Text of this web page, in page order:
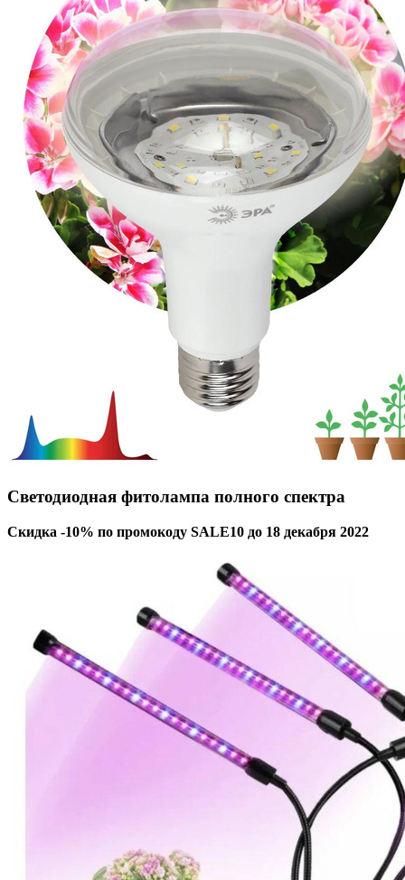
Светодиодная фитолампа полного спектра
Скидка -10% по промокоду SALE10 до 18 декабря 2022